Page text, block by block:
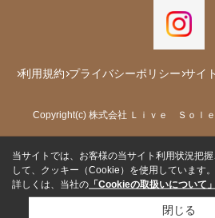
利用規約 プライバシーポリシー サイ
Copyright(c) 株式会社 Ｌｉｖｅ Ｓｏｌ
当サイトでは、お客様の当サイト利用状況把
して、クッキー（Cookie）を使用しています。
詳しくは、当社の 「Cookieの取扱いについて」
閉じる